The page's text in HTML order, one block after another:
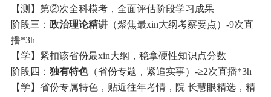
【测】第②次全科模考，全面评估阶段学习成果
阶段三： 政治理论精讲（聚焦最xin大纲考察要点）-9次直
播*3h
【学】紧扣该省份最xin大纲，稳拿硬性知识点分数
阶段四： 独有特色（省份专题，紧追实事）-≥2次直播*3h
【学】省份专属特色，贴近往年考情，院 长慧眼精选，精